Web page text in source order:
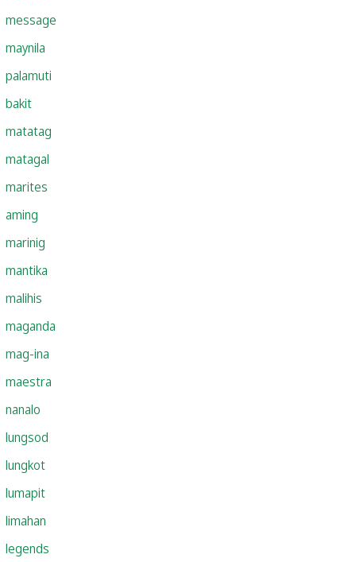
message
maynila
palamuti
bakit
matatag
matagal
marites
aming
marinig
mantika
malihis
maganda
mag-ina
maestra
nanalo
lungsod
lungkot
lumapit
limahan
legends